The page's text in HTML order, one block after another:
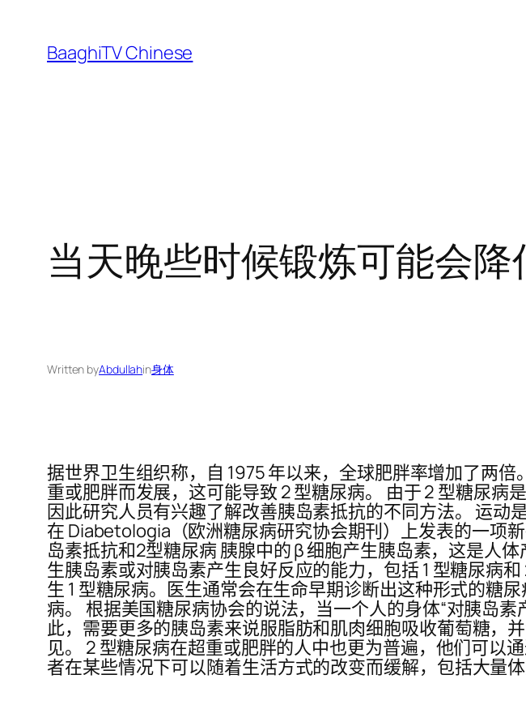
content
BaaghiTV Chinese
当天晚些时候锻炼可能会
Written byAbdullahin身体
据世界卫生组织称，自 1975 年以来，全球肥胖率增加了两
重或肥胖而发展，这可能导致 2 型糖尿病。 由于 2 型糖尿病
因此研究人员有兴趣了解改善胰岛素抵抗的不同方法。 运动
在 Diabetologia（欧洲糖尿病研究协会期刊）上发表的一项
岛素抵抗和2型糖尿病 胰腺中的 β 细胞产生胰岛素，这是人
生胰岛素或对胰岛素产生良好反应的能力，包括 1 型糖尿病
生 1 型糖尿病。医生通常会在生命早期诊断出这种形式的糖
病。 根据美国糖尿病协会的说法，当一个人的身体“对胰岛
此，需要更多的胰岛素来说服脂肪和肌肉细胞吸收葡萄糖，
见。 2 型糖尿病在超重或肥胖的人中也更为普遍，他们可以
者在某些情况下可以随着生活方式的改变而缓解，包括大量体